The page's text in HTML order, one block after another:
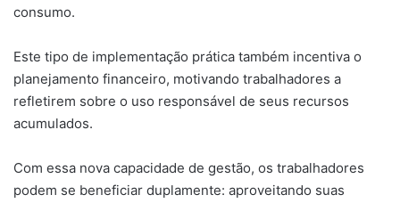
consumo.
Este tipo de implementação prática também incentiva o
planejamento financeiro, motivando trabalhadores a
refletirem sobre o uso responsável de seus recursos
acumulados.
Com essa nova capacidade de gestão, os trabalhadores
podem se beneficiar duplamente: aproveitando suas